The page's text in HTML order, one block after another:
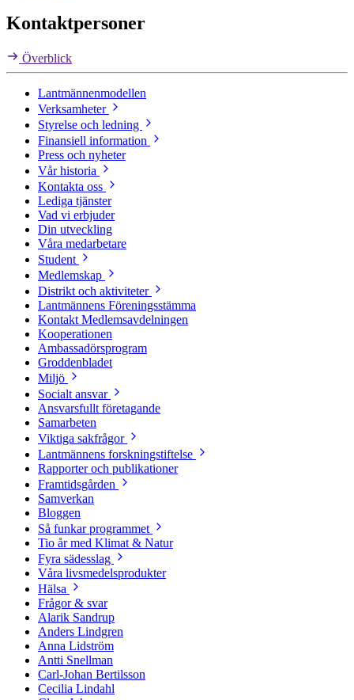
Kontaktpersoner
Överblick
Lantmännenmodellen
Verksamheter
Styrelse och ledning
Finansiell information
Press och nyheter
Vår historia
Kontakta oss
Lediga tjänster
Vad vi erbjuder
Din utveckling
Våra medarbetare
Student
Medlemskap
Distrikt och aktiviteter
Lantmännens Föreningsstämma
Kontakt Medlemsavdelningen
Kooperationen
Ambassadörsprogram
Groddenbladet
Miljö
Socialt ansvar
Ansvarsfullt företagande
Samarbeten
Viktiga sakfrågor
Lantmännens forskningstiftelse
Rapporter och publikationer
Framtidsgården
Samverkan
Bloggen
Så funkar programmet
Tio år med Klimat & Natur
Fyra sädesslag
Våra livsmedelsprodukter
Hälsa
Frågor & svar
Alarik Sandrup
Anders Lindgren
Anna Lidström
Antti Snellman
Carl-Johan Bertilsson
Cecilia Lindahl